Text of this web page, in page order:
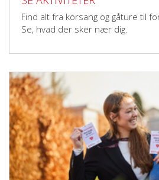
Find alt fra korsang og gåture til
Se, hvad der sker nær dig.